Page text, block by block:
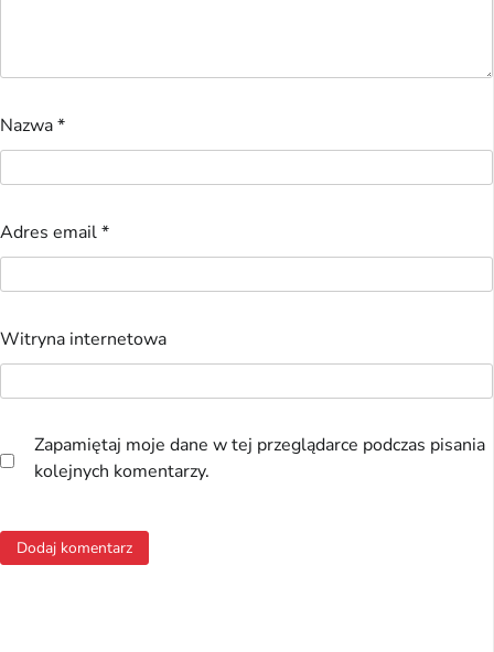
Nazwa*
Adres email*
Witryna internetowa
Zapamiętaj moje dane w tej przeglądarce podczas pisania
kolejnych komentarzy.